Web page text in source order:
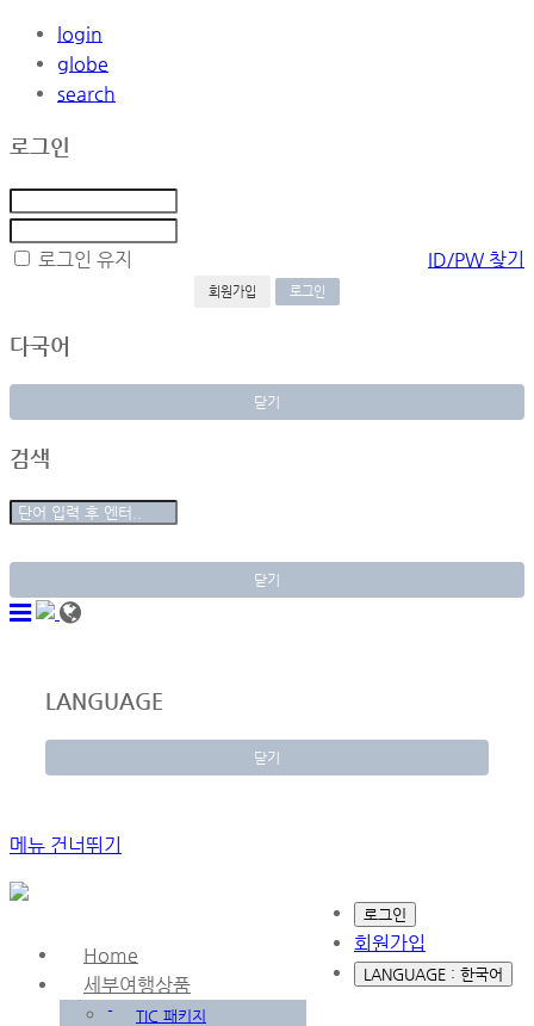
login
globe
search
로그인
ID/PW 찾기
로그인 유지
회원가입
다국어
닫기
검색
닫기
LANGUAGE
닫기
메뉴 건너뛰기
로그인
회원가입
LANGUAGE : 한국어
Home
세부여행상품
-
TIC 패키지